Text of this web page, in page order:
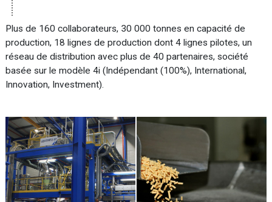
Plus de 160 collaborateurs, 30 000 tonnes en capacité de
production, 18 lignes de production dont 4 lignes pilotes, un
réseau de distribution avec plus de 40 partenaires, société
basée sur le modèle 4i (Indépendant (100%), International,
Innovation, Investment).